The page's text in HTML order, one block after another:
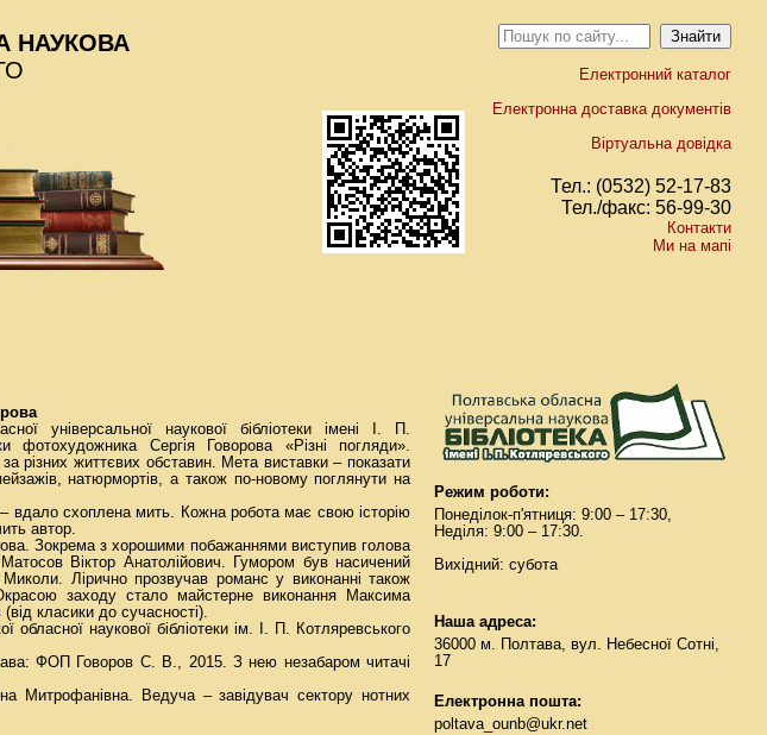
НАУКОВА
Електронний каталог
Електронна доставка документів
Віртуальна довідка
Тел.: (0532) 52-17-83
Тел./факс: 56-99-30
Контакти
Ми на мапі
універсальної наукової бібліотеки імені І. П.
фотохудожника Сергія Говорова «Різні погляди».
різних життєвих обставин. Мета виставки – показати
натюрмортів, а також по-новому поглянути на
– вдало схоплена мить. Кожна робота має свою історію
автор.
Зокрема з хорошими побажаннями виступив голова
Матосов Віктор Анатолійович. Гумором був насичений
Лірично прозвучав романс у виконанні також
заходу стало майстерне виконання Максима
класики до сучасності).
наукової бібліотеки ім. І. П. Котляревського
ФОП Говоров С. В., 2015. З нею незабаром читачі
Митрофанівна. Ведуча – завідувач сектору нотних
Режим роботи:
Понеділок-п'ятниця: 9:00 – 17:30,
Неділя: 9:00 – 17:30.
Вихідний: субота
Наша адреса:
36000 м. Полтава, вул. Небесної Сотні,
17
Електронна пошта:
poltava_ounb@ukr.net